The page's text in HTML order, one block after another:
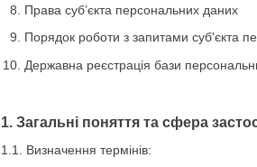
Права суб’єкта персональних даних
Порядок роботи з запитами суб'єкта
Державна реєстрація бази
1. Загальні поняття та сфера
1.1. Визначення термінів: